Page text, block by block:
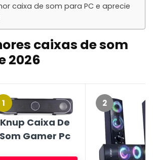
caixa de som para PC e aprecie
caixas de som
2026
1
Knup Caixa De
Som Gamer Pc
2